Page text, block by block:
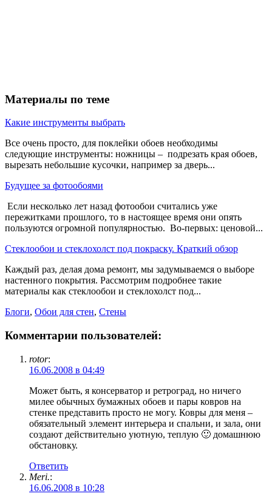
Материалы по теме
Какие инструменты выбрать
Все очень просто, для поклейки обоев необходимы
следующие инструменты: ножницы – подрезать края обоев,
вырезать небольшие кусочки, например за дверь...
Будущее за фотообоями
Если несколько лет назад фотообои считались уже
пережитками прошлого, то в настоящее время они опять
пользуются огромной популярностью. Во-первых: ценовой...
Стеклообои и стеклохолст под покраску. Краткий обзор
Каждый раз, делая дома ремонт, мы задумываемся о выборе
настенного покрытия. Рассмотрим подробнее такие
материалы как стеклообои и стеклохолст под...
Блоги, Обои для стен, Стены
Комментарии пользователей:
rotor:
16.06.2008 в 04:49
Может быть, я консерватор и ретроград, но ничего
милее обычных бумажных обоев и пары ковров на
стенке представить просто не могу. Ковры для меня –
обязательный элемент интерьера и спальни, и зала, они
создают действительно уютную, теплую 🙂 домашнюю
обстановку.
Ответить
Meri.:
16.06.2008 в 10:28